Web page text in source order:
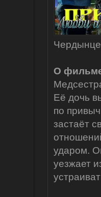
О
Её дочь
по
застаёт
ударом.
уезжает